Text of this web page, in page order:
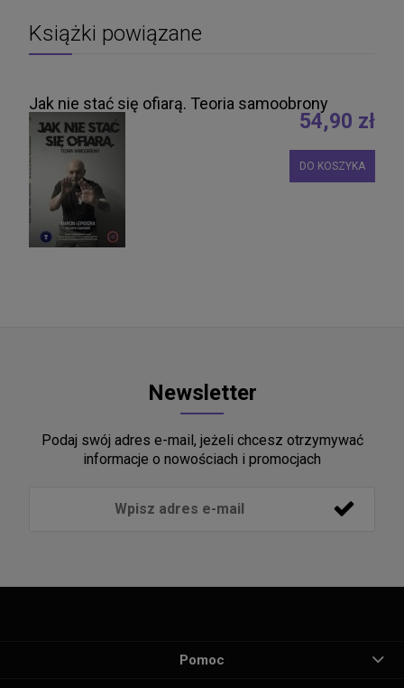
Książki powiązane
Jak nie stać się ofiarą. Teoria samoobrony
54,90 zł
DO KOSZYKA
Newsletter
Podaj swój adres e-mail, jeżeli chcesz otrzymywać
informacje o nowościach i promocjach
Pomoc